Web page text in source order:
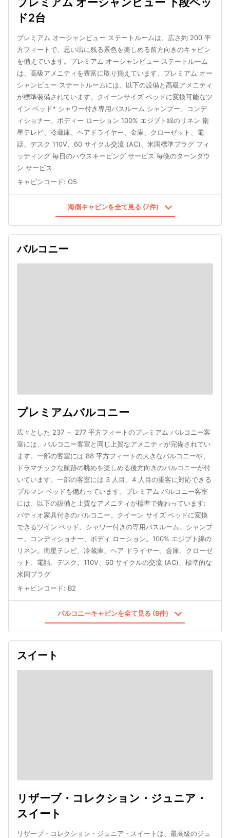
ド2台
プレミアム オーシャンビュー ステートルームは、広さ約 200 平
方フィートで、思い出に残る景色を楽しめる前方向きのキャビン
を備えています。プレミアム オーシャンビュー ステートルーム
は、高級アメニティを豊富に取り揃えています。プレミアム オー
シャンビュー ステートルームには、以下の設備と高級アメニティ
が標準装備されています。クイーンサイズ ベッドに変換可能なツ
イン ベッド* シャワー付き専用バスルーム シャンプー、コンデ
ィショナー、ボディー ローション 100% エジプト綿のリネン 衛
星テレビ、冷蔵庫、ヘアドライヤー、金庫、クローゼット、電
話、デスク 110V、60 サイクル交流 (AC)、米国標準プラグ フィ
ッティング 毎日のハウスキーピング サービス 毎晩のターンダウ
ン サービス
キャビンコード: O5
海側キャビンを全て見る (7件)
バルコニー
プレミアムバルコニー
広々とした 237 ～ 277 平方フィートのプレミアム バルコニー客
室には、バルコニー客室と同じ上質なアメニティが完備されてい
ます。一部の客室には 88 平方フィートの大きなバルコニーや、
ドラマチックな航跡の眺めを楽しめる後方向きのバルコニーが付
いています。一部の客室には 3 人目、4 人目の乗客に対応できる
プルマン ベッドも備わっています。プレミアム バルコニー客室
には、以下の設備と上質なアメニティが標準で備わっています:
パティオ家具付きのバルコニー。クイーン サイズ ベッドに変換
できるツイン ベッド。シャワー付きの専用バスルーム。シャンプ
ー、コンディショナー、ボディ ローション。100% エジプト綿の
リネン。衛星テレビ、冷蔵庫、ヘア ドライヤー、金庫、クローゼ
ット、電話、デスク。110V、60 サイクルの交流 (AC)、標準的な
米国プラグ
キャビンコード: B2
バルコニーキャビンを全て見る (8件)
スイート
リザーブ・コレクション・ジュニア・
スイート
リザーブ・コレクション・ジュニア・スイートは、最高級のジュ